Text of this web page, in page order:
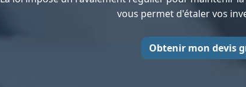
vous permet d'étaler vos
Obtenir mon devis